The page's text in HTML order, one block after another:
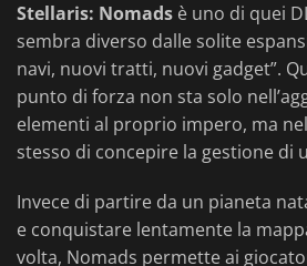
Stellaris: Nomads è uno di quei
sembra diverso dalle solite
navi, nuovi tratti, nuovi gadget”.
punto di forza non sta solo
elementi al proprio impero, ma
stesso di concepire la gestione di
Invece di partire da un pianeta
e conquistare lentamente la
volta, Nomads permette ai